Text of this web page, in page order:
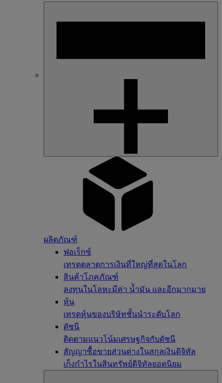
ผลิตภัณฑ์
ฟอเร็กซ์
เทรดตลาดการเงินที่ใหญ่ที่สุดในโลก
สินค้าโภคภัณฑ์
ลงทุนในโลหะมีค่า น้ำมัน และอีกมากมาย
หุ้น
เทรดหุ้นของบริษัทชั้นนำระดับโลก
ดัชนี
ติดตามแนวโน้มเศรษฐกิจกับดัชนี
สัญญาซื้อขายส่วนต่างในสกุลเงินดิจิทัล
เก็งกำไรในสินทรัพย์ดิจิทัลยอดนิยม